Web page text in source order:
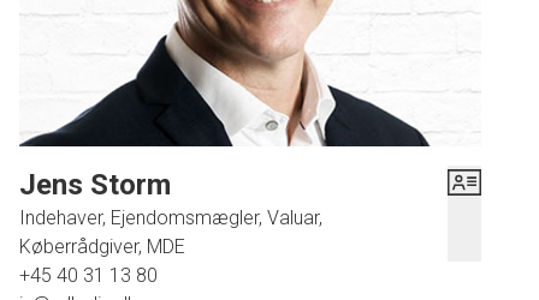
Jens Storm
Indehaver, Ejendomsmægler, Valuar,
Køberrådgiver, MDE
+45 40 31 13 80